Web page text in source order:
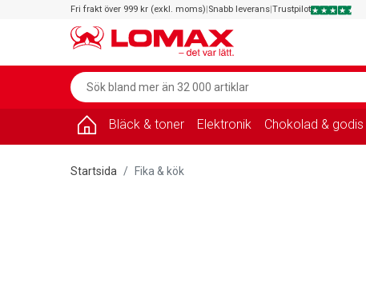
Fri frakt över 999 kr (exkl. moms)|Snabb leverans|Trustpilot
Bläck & toner Elektronik Chokolad & godis
Startsida Fika & kök